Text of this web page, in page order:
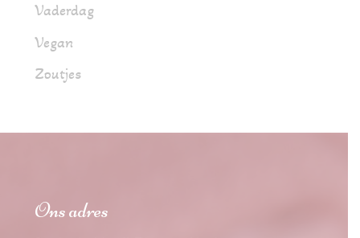
Vaderdag
Vegan
Zoutjes
Ons adres